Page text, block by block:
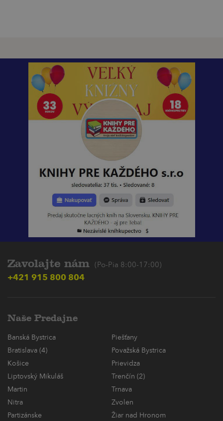
Zavolajte nám (Po-Pia 8:00-17:00)
+421 915 800 804
Naše Predajne
Banská Bystrica
Piešťany
Bratislava (4)
Považská Bystrica
Košice
Prievidza
Liptovský Mikuláš
Trenčín (2)
Martin
Trnava
Nitra
Zvolen
Partizánske
Žiar nad Hronom